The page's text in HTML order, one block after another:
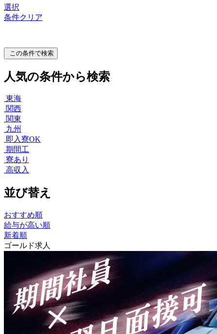
選択
条件クリア
この条件で検索
人気の条件から検索
東海
関西
関東
九州
即入寮OK
期間工
寮あり
高収入
並び替え
おすすめ順
給与が高い順
新着順
ゴールド求人